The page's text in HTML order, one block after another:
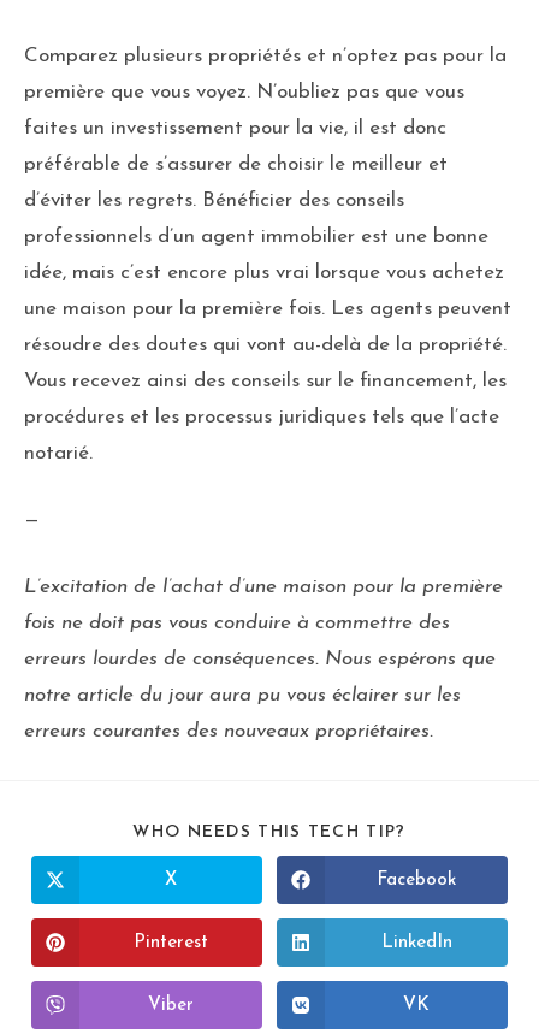
Comparez plusieurs propriétés et n’optez pas pour la
première que vous voyez. N’oubliez pas que vous
faites un investissement pour la vie, il est donc
préférable de s’assurer de choisir le meilleur et
d’éviter les regrets. Bénéficier des conseils
professionnels d’un agent immobilier est une bonne
idée, mais c’est encore plus vrai lorsque vous achetez
une maison pour la première fois. Les agents peuvent
résoudre des doutes qui vont au-delà de la propriété.
Vous recevez ainsi des conseils sur le financement, les
procédures et les processus juridiques tels que l’acte
notarié.
—
L’excitation de l’achat d’une maison pour la première
fois ne doit pas vous conduire à commettre des
erreurs lourdes de conséquences. Nous espérons que
notre article du jour aura pu vous éclairer sur les
erreurs courantes des nouveaux propriétaires.
WHO NEEDS THIS TECH TIP?
X Facebook
Pinterest LinkedIn
Viber VK